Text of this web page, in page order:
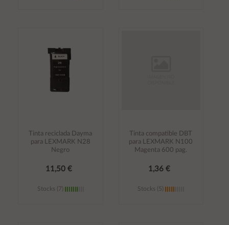
Tinta reciclada Dayma
para LEXMARK N28
Negro
11,50 €
Stocks (7)
Tinta compatible DBT
para LEXMARK N100
Magenta 600 pag.
1,36 €
Stocks (5)